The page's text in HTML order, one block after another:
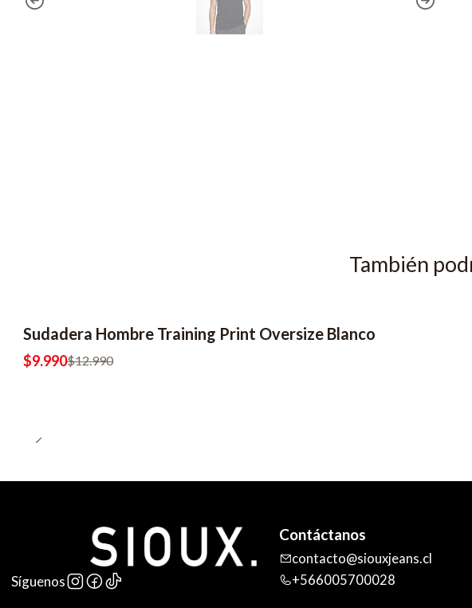
También
Sudadera Hombre Training Print Oversize Blanco
$9.990$12.990
Síguenos
Contáctanos
contacto@siouxjeans.cl
+566005700028